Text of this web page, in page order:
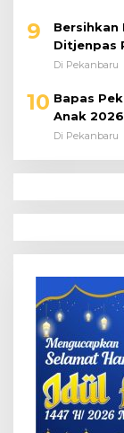
Di Pekanbaru
Bapas
Di Pekanbaru